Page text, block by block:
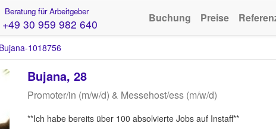
Beratung für Arbeitgeber
+49 30 959 982 640 Buchung Preise
1018756
Bujana, 28
Promoter/in (m/w/d) & Messehost/ess (m/w/d)
**Ich habe bereits über 100 absolvierte Jobs auf Instaff**